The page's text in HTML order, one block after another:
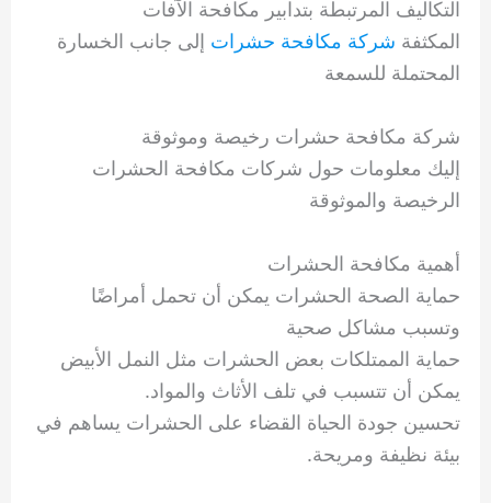
التكاليف المرتبطة بتدابير مكافحة الآفات
المكثفة شركة مكافحة حشرات إلى جانب الخسارة
المحتملة للسمعة
شركة مكافحة حشرات رخيصة وموثوقة
إليك معلومات حول شركات مكافحة الحشرات
الرخيصة والموثوقة
أهمية مكافحة الحشرات
حماية الصحة الحشرات يمكن أن تحمل أمراضًا
وتسبب مشاكل صحية
حماية الممتلكات بعض الحشرات مثل النمل الأبيض
يمكن أن تتسبب في تلف الأثاث والمواد.
تحسين جودة الحياة القضاء على الحشرات يساهم في
بيئة نظيفة ومريحة.